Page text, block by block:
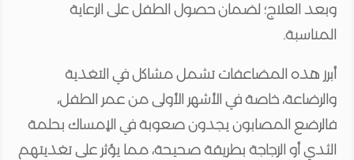
وبعد العلاج؛ لضمان حصول الطفل على الرعاية
المناسبة.
أبرز هذه المضاعفات تشمل مشاكل في التغذية
والرضاعة، خاصة في الأشهر الأولى من عمر الطفل،
فالرضع المصابون يجدون صعوبة في الإمساك بحلمة
الثدي أو الزجاجة بطريقة صحيحة، مما يؤثر على تغذيتهم